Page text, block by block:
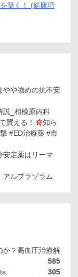
築く！ (健康増
やや強めの抗不安
説_相模原内科
買える！
知ら
#ED治療薬 #市
安定薬はリーマ
アルプラゾラム
か？高血圧治療解
585
305